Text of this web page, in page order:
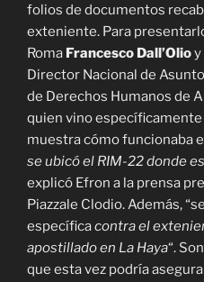
folios de documentos
exteniente. Para
Roma Francesco Dall’Olioy
Director Nacional de
de Derechos Humanos de
quien vino
muestra cómo funcionaba
se ubicó el RIM-22 donde
explicó Efron a la prensa
Piazzale Clodio. Además,
específicacontra el
apostillado en La Haya“.
que esta vez podría